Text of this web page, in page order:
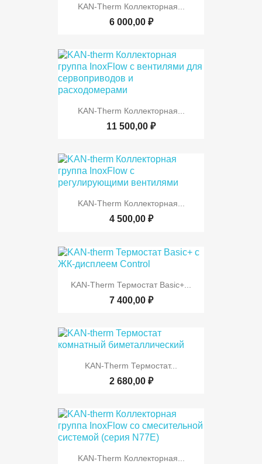
KAN-Therm Коллекторная...
6 000,00 ₽
KAN-Therm Коллекторная...
11 500,00 ₽
KAN-Therm Коллекторная...
4 500,00 ₽
KAN-Therm Термостат Basic+...
7 400,00 ₽
KAN-Therm Термостат...
2 680,00 ₽
KAN-Therm Коллекторная...